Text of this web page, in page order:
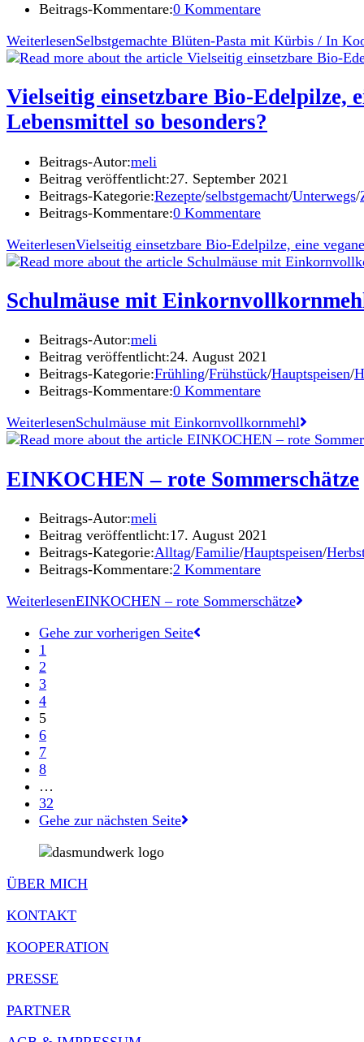
Beitrags-Kommentare:0 Kommentare
WeiterlesenSelbstgemachte Blüten-Pasta mit Kürbis / In
Vielseitig einsetzbare Bio-Edelpilze,
Lebensmittel so besonders?
Beitrags-Autor:meli
Beitrag veröffentlicht:27. September 2021
Beitrags-Kategorie:Rezepte/selbstgemacht/Unterwegs/
Beitrags-Kommentare:0 Kommentare
WeiterlesenVielseitig einsetzbare Bio-Edelpilze, eine
Schulmäuse mit
Beitrags-Autor:meli
Beitrag veröffentlicht:24. August 2021
Beitrags-Kategorie:Frühling/Frühstück/Hauptspeisen/
Beitrags-Kommentare:0 Kommentare
WeiterlesenSchulmäuse mit Einkornvollkornmehl
EINKOCHEN – rote Sommerschätze
Beitrags-Autor:meli
Beitrag veröffentlicht:17. August 2021
Beitrags-Kategorie:Alltag/Familie/Hauptspeisen/
Beitrags-Kommentare:2 Kommentare
WeiterlesenEINKOCHEN – rote Sommerschätze
Gehe zur vorherigen Seite
1
2
3
4
5
6
7
8
…
32
Gehe zur nächsten Seite
ÜBER MICH
KONTAKT
KOOPERATION
PRESSE
PARTNER